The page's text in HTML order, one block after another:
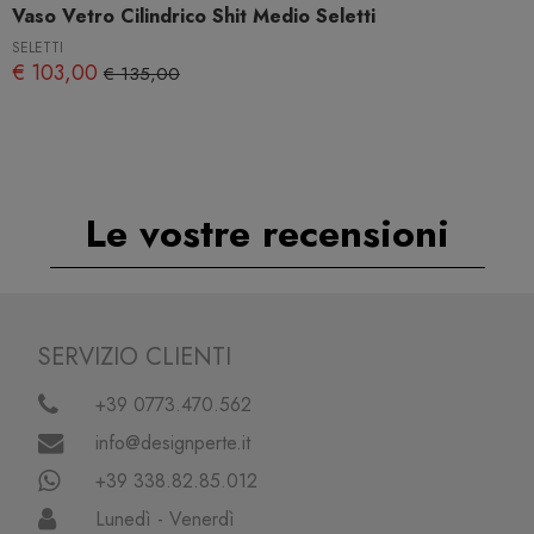
Vaso Vetro Cilindrico Shit Medio Seletti
SELETTI
€ 103,00 € 135,00
Le vostre recensioni
SERVIZIO CLIENTI
+39 0773.470.562
info@designperte.it
+39 338.82.85.012
Lunedì - Venerdì